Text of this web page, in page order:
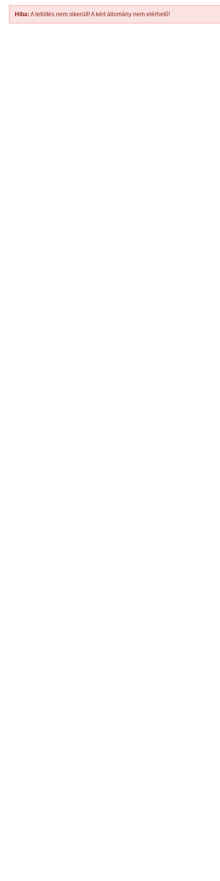
Hiba: A letöltés nem sikerült! A kért állomány nem elérhető!